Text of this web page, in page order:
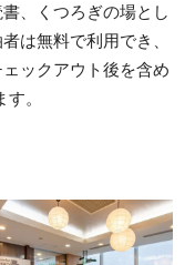
、くつろぎの場とし
は無料で利用でき、
ックアウト後を含め
。